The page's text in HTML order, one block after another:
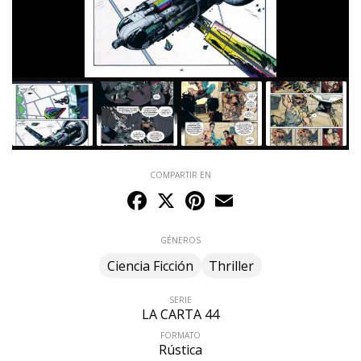
COMPARTIR EN
Facebook
X Pinterest
GÉNEROS
Ciencia Ficción Thriller
SERIE
LA CARTA 44
FORMATO
Rústica